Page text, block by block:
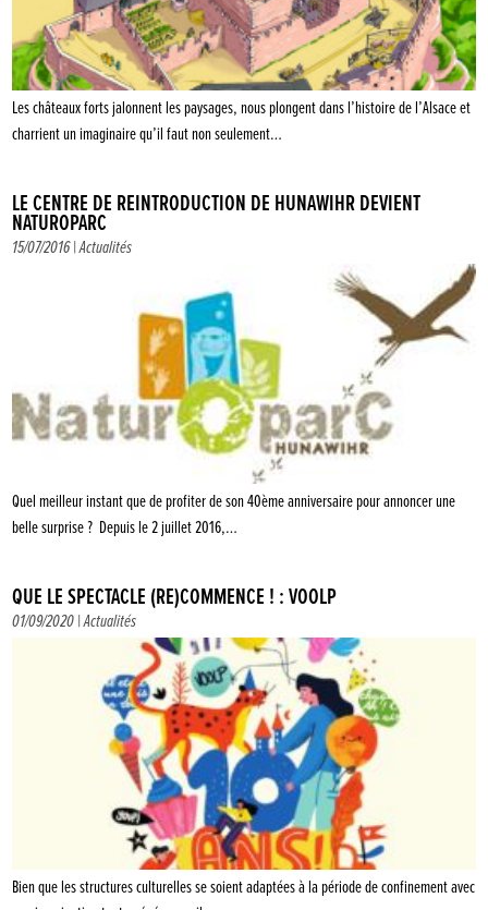
Les châteaux forts jalonnent les paysages, nous plongent dans l’histoire de l’Alsace et
charrient un imaginaire qu’il faut non seulement…
LE CENTRE DE RÉINTRODUCTION DE HUNAWIHR DEVIENT
NATUROPARC
15/07/2016 |Actualités
Quel meilleur instant que de profiter de son 40ème anniversaire pour annoncer une
belle surprise ? Depuis le 2 juillet 2016,…
QUE LE SPECTACLE (RE)COMMENCE ! : VOOLP
01/09/2020 |Actualités
Bien que les structures culturelles se soient adaptées à la période de confinement avec